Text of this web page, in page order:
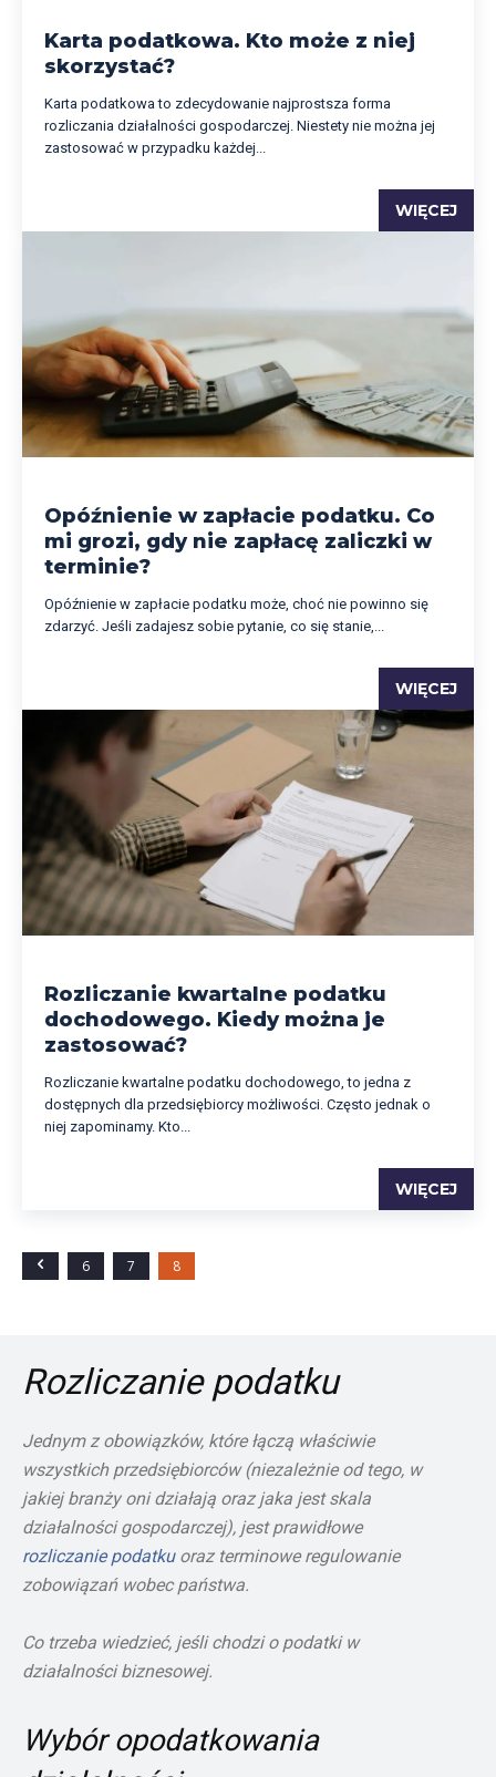
Karta podatkowa. Kto może z niej
skorzystać?
Karta podatkowa to zdecydowanie najprostsza forma
rozliczania działalności gospodarczej. Niestety nie można jej
zastosować w przypadku każdej...
WIĘCEJ
Opóźnienie w zapłacie podatku. Co
mi grozi, gdy nie zapłacę zaliczki w
terminie?
Opóźnienie w zapłacie podatku może, choć nie powinno się
zdarzyć. Jeśli zadajesz sobie pytanie, co się stanie,...
WIĘCEJ
Rozliczanie kwartalne podatku
dochodowego. Kiedy można je
zastosować?
Rozliczanie kwartalne podatku dochodowego, to jedna z
dostępnych dla przedsiębiorcy możliwości. Często jednak o
niej zapominamy. Kto...
WIĘCEJ
6 7 8
Rozliczanie podatku
Jednym z obowiązków, które łączą właściwie
wszystkich przedsiębiorców (niezależnie od tego, w
jakiej branży oni działają oraz jaka jest skala
działalności gospodarczej), jest prawidłowe
rozliczanie podatkuoraz terminowe regulowanie
zobowiązań wobec państwa.
Co trzeba wiedzieć, jeśli chodzi o podatki w
działalności biznesowej.
Wybór opodatkowania